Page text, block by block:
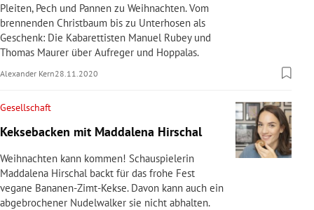
Pleiten, Pech und Pannen zu Weihnachten. Vom
brennenden Christbaum bis zu Unterhosen als
Geschenk: Die Kabarettisten Manuel Rubey und
Thomas Maurer über Aufreger und Hoppalas.
Alexander Kern28.11.2020
Gesellschaft
Keksebacken mit Maddalena Hirschal
Weihnachten kann kommen! Schauspielerin
Maddalena Hirschal backt für das frohe Fest
vegane Bananen-Zimt-Kekse. Davon kann auch ein
abgebrochener Nudelwalker sie nicht abhalten.